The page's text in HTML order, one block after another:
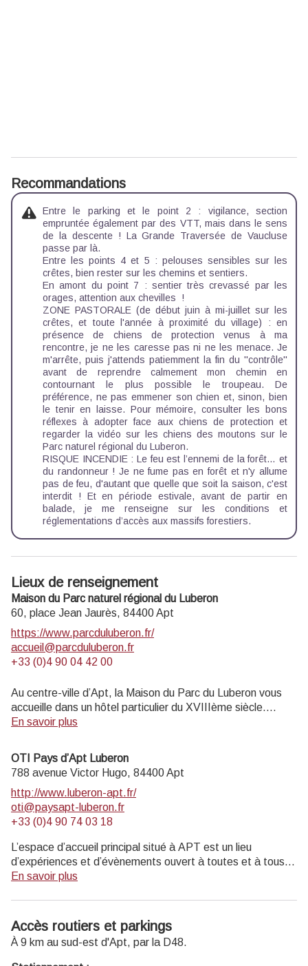
Recommandations
Entre le parking et le point 2 : vigilance, section
empruntée également par des VTT, mais dans le sens
de la descente ! La Grande Traversée de Vaucluse
passe par là.
Entre les points 4 et 5 : pelouses sensibles sur les
crêtes, bien rester sur les chemins et sentiers.
En amont du point 7 : sentier très crevassé par les
orages, attention aux chevilles !
ZONE PASTORALE (de début juin à mi-juillet sur les
crêtes, et toute l'année à proximité du village) : en
présence de chiens de protection venus à ma
rencontre, je ne les caresse pas ni ne les menace. Je
m'arrête, puis j'attends patiemment la fin du ''contrôle''
avant de reprendre calmement mon chemin en
contournant le plus possible le troupeau. De
préférence, ne pas emmener son chien et, sinon, bien
le tenir en laisse. Pour mémoire, consulter
les bons
réflexes à adopter face aux chiens de protection et
regarder
la vidéo sur les chiens des moutons sur le
Parc naturel régional du Luberon.
RISQUE INCENDIE : Le feu est l’ennemi de la forêt… et
du randonneur ! Je ne fume pas en forêt et n'y allume
pas de feu, d'autant que quelle que soit la saison, c'est
interdit ! Et en période estivale, avant de partir en
balade, je me renseigne sur
les conditions et
réglementations d’accès aux massifs forestiers.
Lieux de renseignement
Maison du Parc naturel régional du Luberon
60, place Jean Jaurès, 84400Apt
https://www.parcduluberon.fr/
accueil@parcduluberon.fr
+33 (0)4 90 04 42 00
Au centre-ville d’Apt, la Maison du Parc du Luberon vous
accueille dans un hôtel particulier du XVIIIème siècle.
Informations touristiques et vente de livres, cartes,
Exposition permanente visite gratuite.
Musée de géologie entrée payante (4 € ; 2€ réduit ; gratuit
moins de 18 ans, scolaires, enseignants).
Ouvert au public lundi, mardi, jeudi 14h-17h30, et mercredi
9h-12h30 et 14h-17h30 (hors jours fériés).
En savoir plus
OTI Pays d’Apt Luberon
788 avenue Victor Hugo, 84400Apt
http://www.luberon-apt.fr/
oti@paysapt-luberon.fr
+33 (0)4 90 74 03 18
L’espace d’accueil principal situé à APT est un lieu
d’expériences et d’évènements ouvert à toutes et à tous :
visiteurs, locaux, professionnels du tourisme, rencontres et
électriques BOSCH est installée dans le bureau.
Bureau d'Apt
788 Avenue Victor Hugo 84400 Apt
En savoir plus
Accès routiers et parkings
À 9 km au sud-est d'Apt, par la D48.